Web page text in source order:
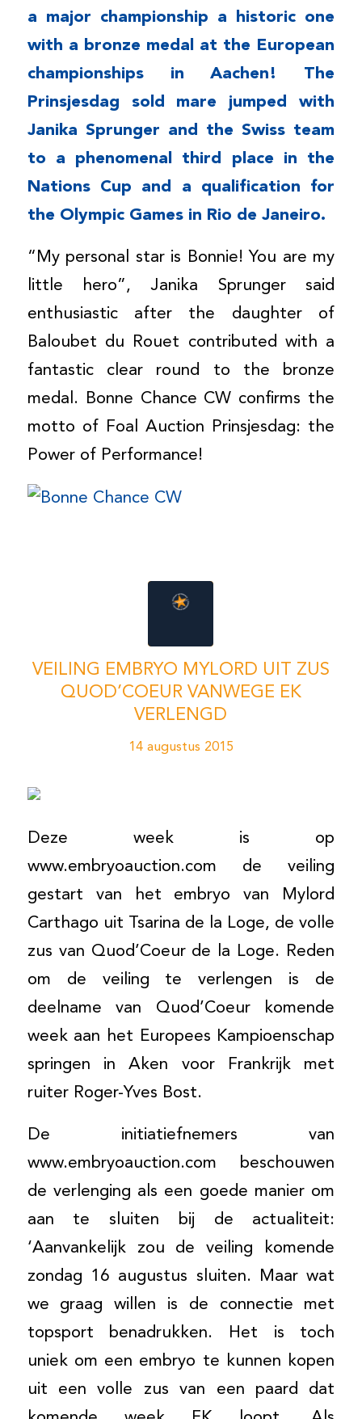
a major championship a historic one
with a bronze medal at the European
championships in Aachen! The
Prinsjesdag sold mare jumped with
Janika Sprunger and the Swiss team
to a phenomenal third place in the
Nations Cup and a qualification for
the Olympic Games in Rio de Janeiro.
“My personal star is Bonnie! You are my
little hero”, Janika Sprunger said
enthusiastic after the daughter of
Baloubet du Rouet contributed with a
fantastic clear round to the bronze
medal. Bonne Chance CW confirms the
motto of Foal Auction Prinsjesdag: the
Power of Performance!
VEILING EMBRYO MYLORD UIT ZUS
QUOD’COEUR VANWEGE EK
VERLENGD
14 augustus 2015
Deze week is op
www.embryoauction.com de veiling
gestart van het embryo van Mylord
Carthago uit Tsarina de la Loge, de volle
zus van Quod’Coeur de la Loge. Reden
om de veiling te verlengen is de
deelname van Quod’Coeur komende
week aan het Europees Kampioenschap
springen in Aken voor Frankrijk met
ruiter Roger-Yves Bost.
De initiatiefnemers van
www.embryoauction.com beschouwen
de verlenging als een goede manier om
aan te sluiten bij de actualiteit:
‘Aanvankelijk zou de veiling komende
zondag 16 augustus sluiten. Maar wat
we graag willen is de connectie met
topsport benadrukken. Het is toch
uniek om een embryo te kunnen kopen
uit een volle zus van een paard dat